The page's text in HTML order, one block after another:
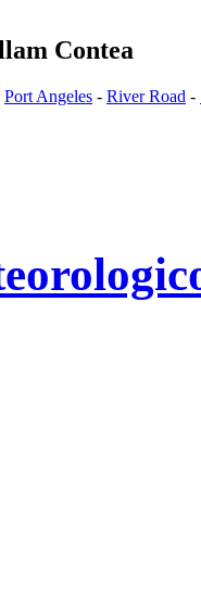
Contea
Port Angeles - River Road -